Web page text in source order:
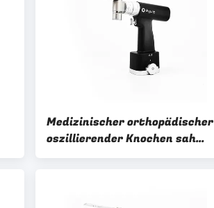
Medizinischer orthopädischer
oszillierender Knochen sah
gemeinsame Chirurgie